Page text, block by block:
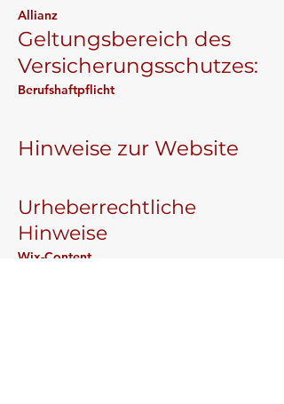
Allianz
Geltungsbereich des
Versicherungsschutzes:
Berufshaftpflicht
Hinweise zur Website
Urheberrechtliche
Hinweise
Wix-Content